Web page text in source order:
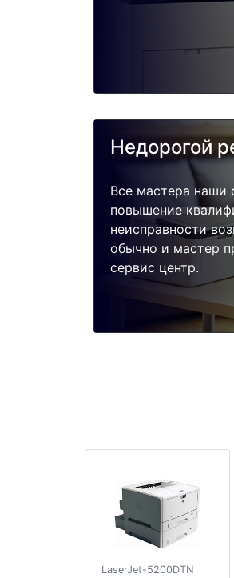
Недорогой
Все мастера наши
повышение
неисправности
обычно и мастер
сервис центр.
LaserJet-5200DTN